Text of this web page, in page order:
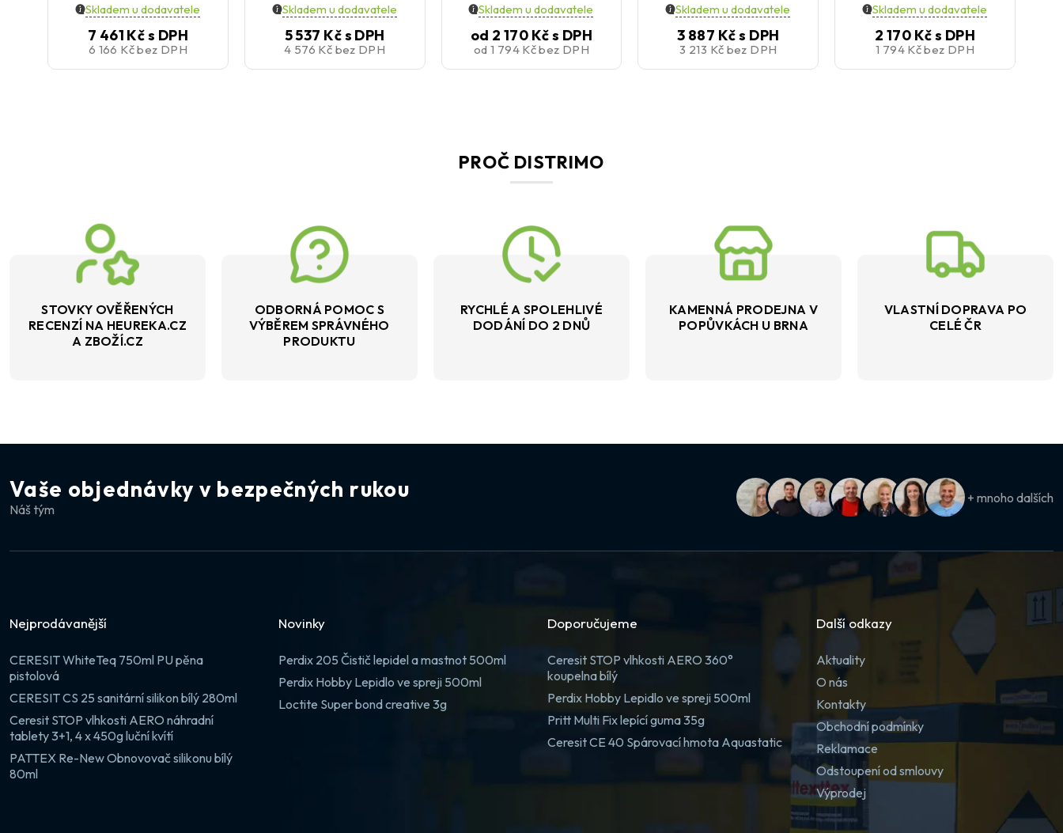
Skladem u dodavatele
7 461 Kčs DPH
6 166 Kčbez DPH
Skladem u dodavatele
5 537 Kčs DPH
4 576 Kč bez DPH
Skladem u dodavatele
od 2 170 Kčs DPH
od 1 794 Kčbez DPH
Skladem u dodavatele
3 887 Kčs DPH
3 213 Kč bez DPH
Skladem u dodavatele
2 170 Kčs DPH
1 794 Kčbez DPH
PROČ DISTRIMO
STOVKY OVĚŘENÝCH
RECENZÍ NA HEUREKA.CZ
A ZBOŽÍ.CZ
ODBORNÁ POMOC S
VÝBĚREM SPRÁVNÉHO
PRODUKTU
RYCHLÉ A SPOLEHLIVÉ
DODÁNÍ DO 2 DNŮ
KAMENNÁ PRODEJNA V
POPŮVKÁCH U BRNA
VLASTNÍ DOPRAVA PO
CELÉ ČR
Vaše objednávky v bezpečných rukou
Náš tým
+ mnoho dalších
Nejprodávanější
CERESIT WhiteTeq 750ml PU pěna
pistolová
CERESIT CS 25 sanitární silikon bílý 280ml
Ceresit STOP vlhkosti AERO náhradní
tablety 3+1, 4 x 450g luční kvítí
PATTEX Re-New Obnovovač silikonu bílý
80ml
Novinky
Perdix 205 Čistič lepidel a mastnot 500ml
Perdix Hobby Lepidlo ve spreji 500ml
Loctite Super bond creative 3g
Doporučujeme
Ceresit STOP vlhkosti AERO 360°
koupelna bílý
Perdix Hobby Lepidlo ve spreji 500ml
Pritt Multi Fix lepící guma 35g
Ceresit CE 40 Spárovací hmota Aquastatic
Další odkazy
Aktuality
O nás
Kontakty
Obchodní podmínky
Reklamace
Odstoupení od smlouvy
Výprodej